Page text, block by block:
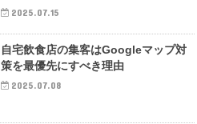
2025.07.15
自宅飲食店の集客はGoogleマップ対
策を最優先にすべき理由
2025.07.08